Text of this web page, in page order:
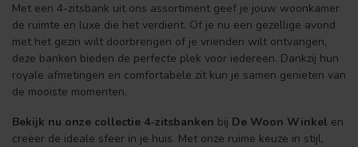
Met een 4-zitsbank uit ons assortiment geef je jouw woonkamer
de ruimte en luxe die het verdient. Of je nu een gezellige avond
met het gezin wilt doorbrengen of je vrienden wilt ontvangen,
deze banken bieden de perfecte plek voor iedereen. Dankzij hun
royale afmetingen en comfortabele zit kun je samen genieten van
de mooiste momenten.
Bekijk nu onze collectie 4-zitsbanken bij De Woon Winkel en
creëer de ideale sfeer in je huis. Met onze ruime keuze in stijl,